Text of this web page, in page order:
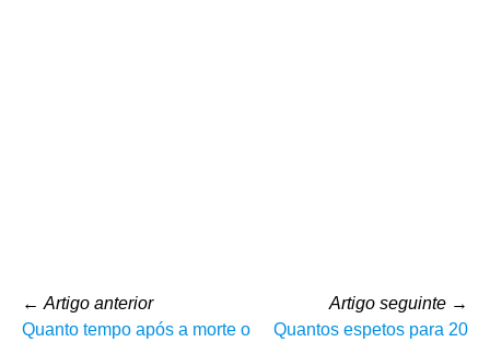
← Artigo anterior
Quanto tempo após a morte o
Artigo seguinte →
Quantos espetos para 20